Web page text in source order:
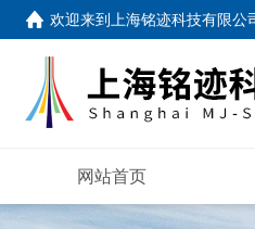
欢迎来到 上海铭迹科技有限公
网站首页